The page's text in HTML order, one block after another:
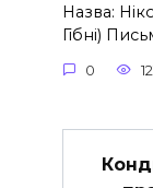
Назва:
Гібні)
0